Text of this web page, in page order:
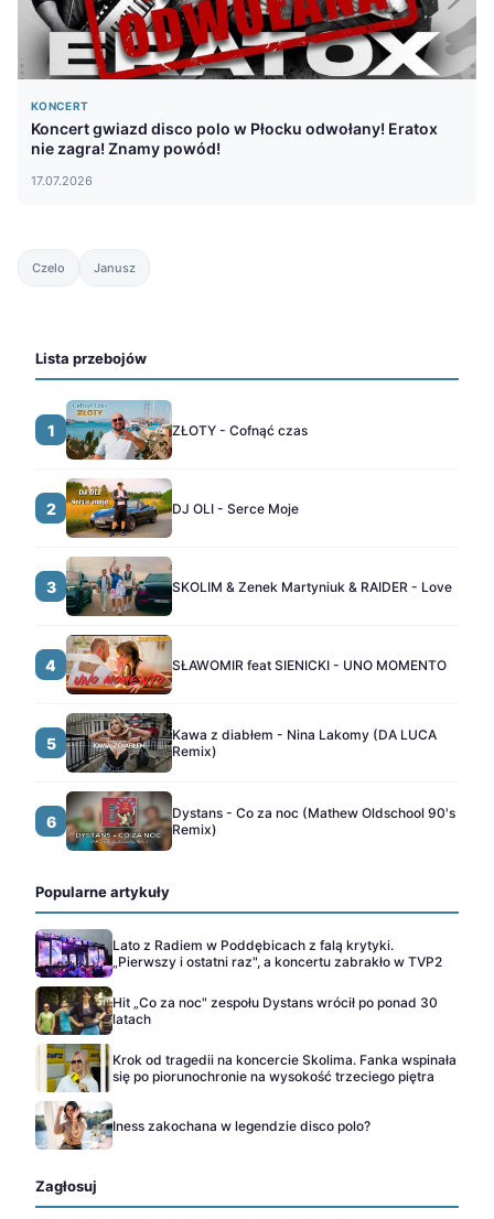
KONCERT
Koncert gwiazd disco polo w Płocku odwołany! Eratox
nie zagra! Znamy powód!
17.07.2026
Czelo Janusz
Lista przebojów
1 ZŁOTY - Cofnąć czas
2 DJ OLI - Serce Moje
3 SKOLIM & Zenek Martyniuk & RAIDER - Love
4 SŁAWOMIR feat SIENICKI - UNO MOMENTO
5
Kawa z diabłem - Nina Lakomy (DA LUCA
Remix)
6
Dystans - Co za noc (Mathew Oldschool 90's
Remix)
Popularne artykuły
Lato z Radiem w Poddębicach z falą krytyki.
„Pierwszy i ostatni raz", a koncertu zabrakło w TVP2
Hit „Co za noc" zespołu Dystans wrócił po ponad 30
latach
Krok od tragedii na koncercie Skolima. Fanka wspinała
się po piorunochronie na wysokość trzeciego piętra
Iness zakochana w legendzie disco polo?
Zagłosuj